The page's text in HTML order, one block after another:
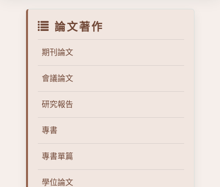
論文著作
期刊論文
會議論文
研究報告
專書
專書單篇
學位論文